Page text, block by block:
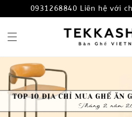
0931268840 Liên hệ với